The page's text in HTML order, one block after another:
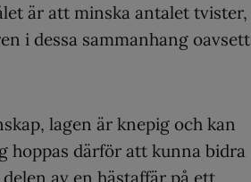
är att minska antalet tvister,
i dessa sammanhang oavsett
lagen är knepig och kan
hoppas därför att kunna bidra
av en hästaffär på ett